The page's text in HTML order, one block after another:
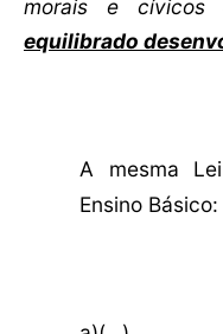
morais e
equilibrado
A mesma
Ensino Básico: